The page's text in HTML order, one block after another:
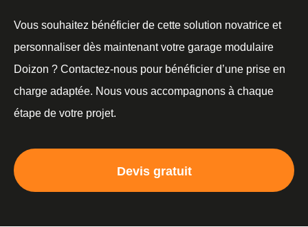
Vous souhaitez bénéficier de cette solution novatrice et
personnaliser dès maintenant votre garage modulaire
Doizon ? Contactez-nous pour bénéficier d’une prise en
charge adaptée. Nous vous accompagnons à chaque
étape de votre projet.
Devis gratuit